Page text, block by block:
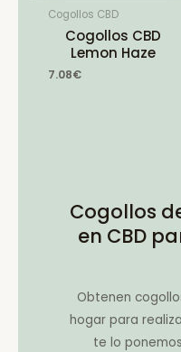
Cogollos CBD
Cogollos CBD
Lemon Haze
7.08€
Cogollos
en CBD
Obtenen
hogar para
te lo